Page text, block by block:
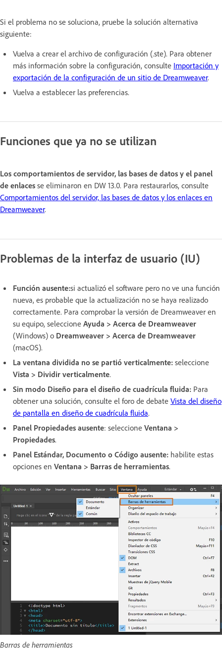
Si el problema no se soluciona, pruebe la solución alternativa
siguiente:
Vuelva a crear el archivo de configuración (.ste). Para obtener
más información sobre la configuración, consulte Importación y
exportación de la configuración de un sitio de Dreamweaver.
Vuelva a establecer las preferencias.
Funciones que ya no se utilizan
Los comportamientos de servidor, las bases de datos y el panel
de enlaces se eliminaron en DW 13.0. Para restaurarlos, consulte
Comportamientos del servidor, las bases de datos y los enlaces en
Dreamweaver.
Problemas de la interfaz de usuario (IU)
Función ausente:si actualizó el software pero no ve una función
nueva, es probable que la actualización no se haya realizado
correctamente. Para comprobar la versión de Dreamweaver en
su equipo, seleccione Ayuda > Acerca de Dreamweaver
(Windows) o Dreamweaver > Acerca de Dreamweaver
(macOS).
La ventana dividida no se partió verticalmente: seleccione
Vista > Dividir verticalmente.
Sin modo Diseño para el diseño de cuadrícula fluida: Para
obtener una solución, consulte el foro de debate Vista del diseño
de pantalla en diseño de cuadrícula fluida.
Panel Propiedades ausente: seleccione Ventana >
Propiedades.
Panel Estándar, Documento o Código ausente: habilite estas
opciones en Ventana > Barras de herramientas.
Barras de herramientas